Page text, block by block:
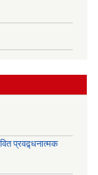
प्रवद्र्धनात्मक